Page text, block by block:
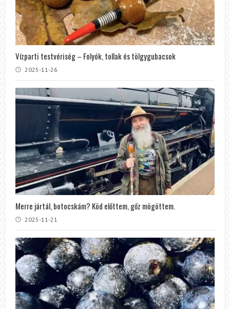
Vízparti testvériség – Folyók, tollak és tölgygubacsok
2025-11-26
Merre jártál, botocskám? Köd előttem, gőz mögöttem.
2025-11-21